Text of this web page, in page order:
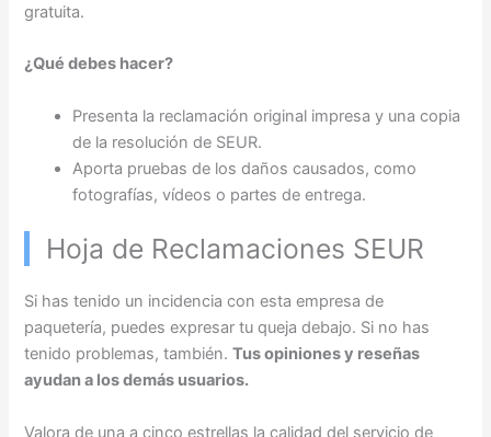
gratuita.
¿Qué debes hacer?
Presenta la reclamación original impresa y una copia
de la resolución de SEUR.
Aporta pruebas de los daños causados, como
fotografías, vídeos o partes de entrega.
Hoja de Reclamaciones SEUR
Si has tenido un incidencia con esta empresa de
paquetería, puedes expresar tu queja debajo. Si no has
tenido problemas, también.Tus opiniones y reseñas
ayudan a los demás usuarios.
Valora de una a cinco estrellas la calidad del servicio de